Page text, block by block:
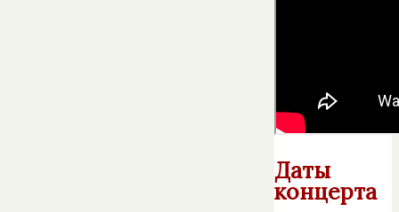
Даты
концерта